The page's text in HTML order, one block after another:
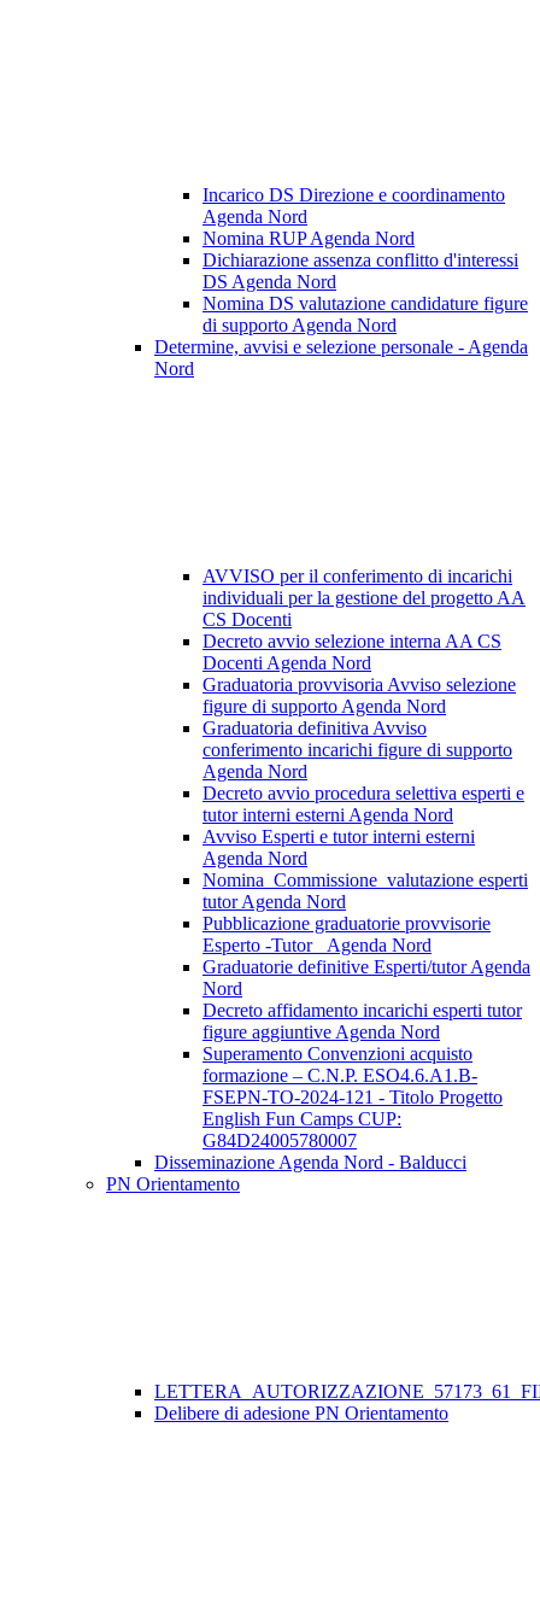
Incarico DS Direzione e coordinamento
Agenda Nord
Nomina RUP Agenda Nord
Dichiarazione assenza conflitto d'interessi
DS Agenda Nord
Nomina DS valutazione candidature figure
di supporto Agenda Nord
Determine, avvisi e selezione personale - Agenda
Nord
AVVISO per il conferimento di incarichi
individuali per la gestione del progetto AA
CS Docenti
Decreto avvio selezione interna AA CS
Docenti Agenda Nord
Graduatoria provvisoria Avviso selezione
figure di supporto Agenda Nord
Graduatoria definitiva Avviso
conferimento incarichi figure di supporto
Agenda Nord
Decreto avvio procedura selettiva esperti e
tutor interni esterni Agenda Nord
Avviso Esperti e tutor interni esterni
Agenda Nord
Nomina_Commissione_valutazione esperti
tutor Agenda Nord
Pubblicazione graduatorie provvisorie
Esperto -Tutor _Agenda Nord
Graduatorie definitive Esperti/tutor Agenda
Nord
Decreto affidamento incarichi esperti tutor
figure aggiuntive Agenda Nord
Superamento Convenzioni acquisto
formazione – C.N.P. ESO4.6.A1.B-
FSEPN-TO-2024-121 - Titolo Progetto
English Fun Camps CUP:
G84D24005780007
Disseminazione Agenda Nord - Balducci
PN Orientamento
Delibere di adesione PN Orientamento